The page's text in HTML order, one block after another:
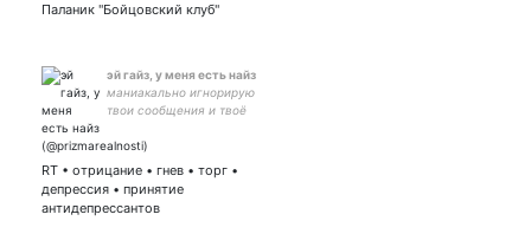
Паланик "Бойцовский клуб"
эй гайз, у меня есть найз
маниакально игнорирую
твои сообщения и твоё
RT • отрицание • гнев • торг •
депрессия • принятие
антидепрессантов